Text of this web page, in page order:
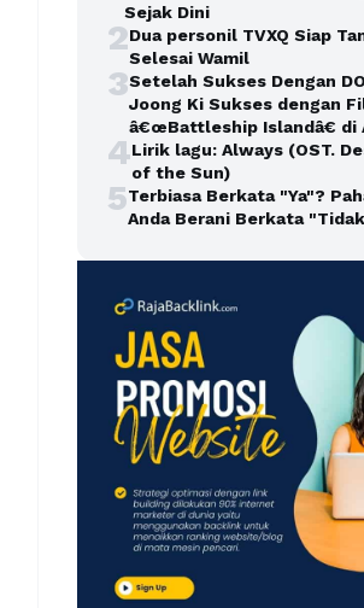
Sejak Dini
2Dua personil TVXQ Siap
Selesai Wamil
3Setelah Sukses Dengan
Joong Ki Sukses dengan
â€œBattleship Islandâ€ di
4Lirik lagu: Always (OST.
of the Sun)
5Terbiasa Berkata "Ya"?
Anda Berani Berkata